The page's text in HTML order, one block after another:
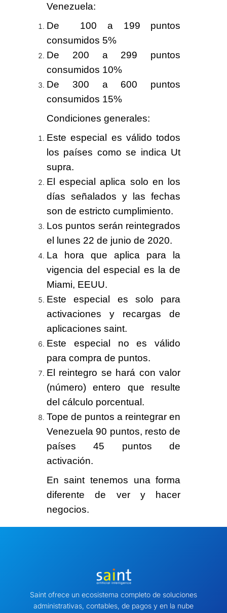
Venezuela:
De
100 a 199 puntos
consumidos 5%
De 200 a 299 puntos
consumidos 10%
De 300 a 600 puntos
consumidos 15%
Condiciones generales:
Este especial es válido todos
los países como se indica Ut
supra.
El especial aplica solo en los
días señalados y las fechas
son de estricto cumplimiento.
Los puntos serán reintegrados
el lunes 22 de junio de 2020.
La hora que aplica para la
vigencia del especial es la de
Miami, EEUU.
Este especial es solo para
activaciones y recargas de
aplicaciones saint.
Este especial no es válido
para compra de puntos.
El reintegro se hará con valor
(número) entero que resulte
del cálculo porcentual.
Tope de puntos a reintegrar en
Venezuela 90 puntos, resto de
países45 puntos de
activación.
En saint tenemos una forma
diferente de ver y hacer
negocios.
Saint ofrece un ecosistema completo de soluciones
administrativas, contables, de pagos y en la nube